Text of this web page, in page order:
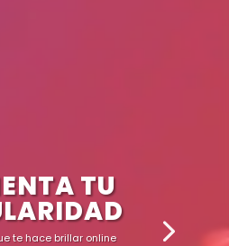
TU
te hace brillar online